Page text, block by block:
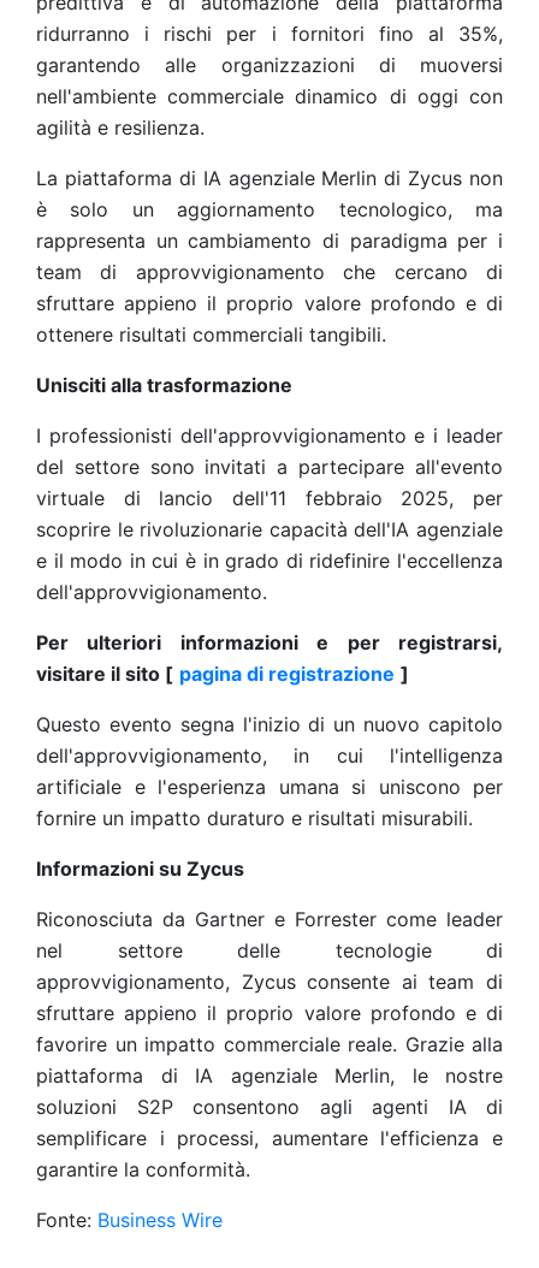
ridurranno i rischi per i fornitori fino al 35%,
garantendo alle organizzazioni di muoversi
nell'ambiente commerciale dinamico di oggi con
agilità e resilienza.
La piattaforma di IA agenziale Merlin di Zycus non
è solo un aggiornamento tecnologico, ma
rappresenta un cambiamento di paradigma per i
team di approvvigionamento che cercano di
sfruttare appieno il proprio valore profondo e di
ottenere risultati commerciali tangibili.
Unisciti alla trasformazione
I professionisti dell'approvvigionamento e i leader
del settore sono invitati a partecipare all'evento
virtuale di lancio dell'11 febbraio 2025, per
scoprire le rivoluzionarie capacità dell'IA agenziale
e il modo in cui è in grado di ridefinire l'eccellenza
dell'approvvigionamento.
Per ulteriori informazioni e per registrarsi,
visitare il sito [ pagina di registrazione ]
Questo evento segna l'inizio di un nuovo capitolo
dell'approvvigionamento, in cui l'intelligenza
artificiale e l'esperienza umana si uniscono per
fornire un impatto duraturo e risultati misurabili.
Informazioni su Zycus
Riconosciuta da Gartner e Forrester come leader
nel settore delle tecnologie di
approvvigionamento, Zycus consente ai team di
sfruttare appieno il proprio valore profondo e di
favorire un impatto commerciale reale. Grazie alla
piattaforma di IA agenziale Merlin, le nostre
soluzioni S2P consentono agli agenti IA di
semplificare i processi, aumentare l'efficienza e
garantire la conformità.
Fonte: Business Wire